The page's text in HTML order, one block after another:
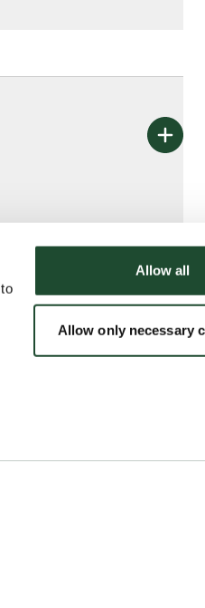
Allow all
Allow only necessary